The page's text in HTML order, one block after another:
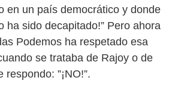
en un país democrático y donde
ha sido decapitado!” Pero ahora
Podemos ha respetado esa
se trataba de Rajoy o de
”¡NO!”.